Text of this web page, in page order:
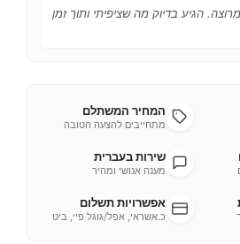
הגיע בדיוק מה שציפיתי ותוך זמן
המחיר המשתלם
מתחייבים להצעה הטובה
שירות בעברית
מענה אנושי ומהיר
אפשרויות תשלום
כ.אשראי, אפל/גוגל פיי, ביט